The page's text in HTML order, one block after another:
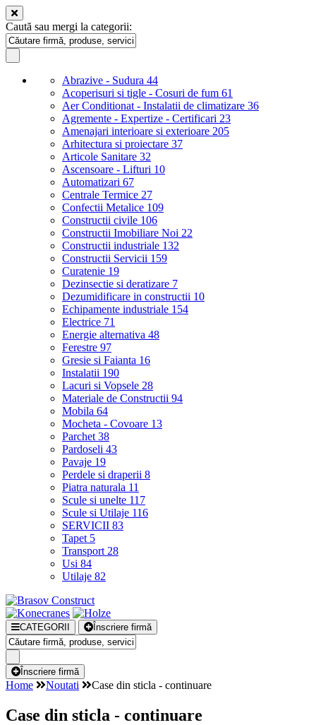
Caută sau mergi la categorii:
Abrazive - Sudura 44
Acoperisuri si tigle - Cosuri de fum 61
Aer Conditionat - Instalatii de climatizare 36
Agremente - Expertize - Certificari 23
Amenajari interioare si exterioare 205
Arhitectura si proiectare 37
Articole Sanitare 32
Ascensoare - Lifturi 10
Automatizari 67
Centrale Termice 27
Confectii Metalice 109
Constructii civile 106
Constructii Imobiliare Noi 22
Constructii industriale 132
Constructii Servicii 159
Curatenie 19
Dezinsectie si deratizare 7
Dezumidificare in constructii 10
Echipamente industriale 154
Electrice 71
Energie alternativa 48
Ferestre 97
Gresie si Faianta 16
Instalatii 190
Lacuri si Vopsele 28
Materiale de Constructii 94
Mobila 64
Mocheta - Covoare 13
Parchet 38
Pardoseli 43
Pavaje 19
Perdele si draperii 8
Piatra naturala 11
Scule si unelte 117
Scule si Utilaje 116
SERVICII 83
Tapet 5
Transport 28
Usi 84
Utilaje 82
CATEGORII Înscriere firmă
Înscriere firmă
Home Noutati Case din sticla - continuare
Case din sticla - continuare